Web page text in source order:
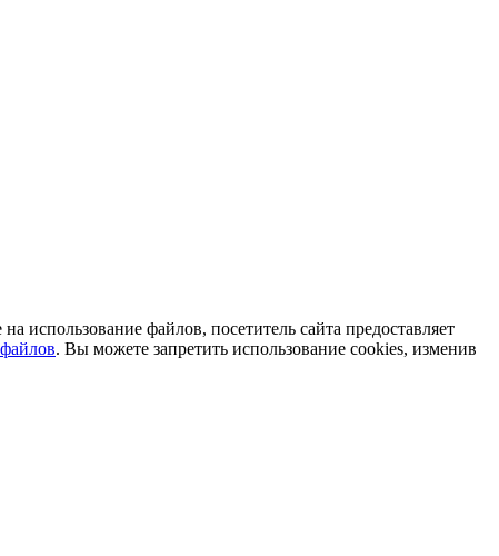
использование файлов, посетитель сайта предоставляет
. Вы можете запретить использование cookies, изменив